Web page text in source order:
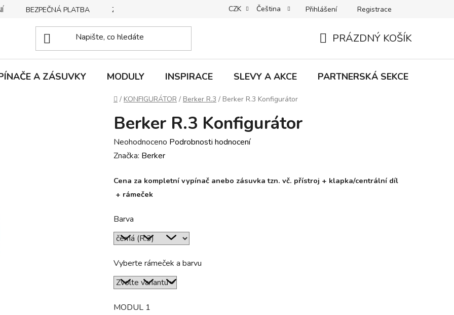
BEZPEČNÁ PLATBA ZPŮSOBY DORUČENÍ REKLAMACE | VRÁCENÍ | VÝMĚNA ZBOŽÍ B2C VŠEOBECNÉ
CZK Čeština Přihlášení Registrace
KOŠÍK
PRÁZDNÝ KOŠÍK
A ZÁSUVKY MODULY INSPIRACE SLEVY A AKCE PARTNERSKÁ SEKCE
Domů
/ KONFIGURÁTOR / Berker R.3 / Berker R.3 Konfigurátor
Berker R.3 Konfigurátor
Průměrné
hodnocení
je
0,0
5
hvězdiček.
Neohodnoceno Podrobnosti hodnocení
Značka: Berker
Cena za kompletní vypínač anebo zásuvka tzn. vč. přístroj + klapka/centrální díl
+ rámeček
Barva
Vyberte rámeček a barvu
MODUL 1